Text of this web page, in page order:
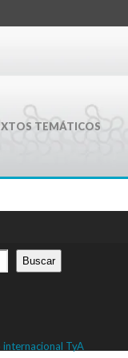
TEMÁTICOS
Buscar
TyA